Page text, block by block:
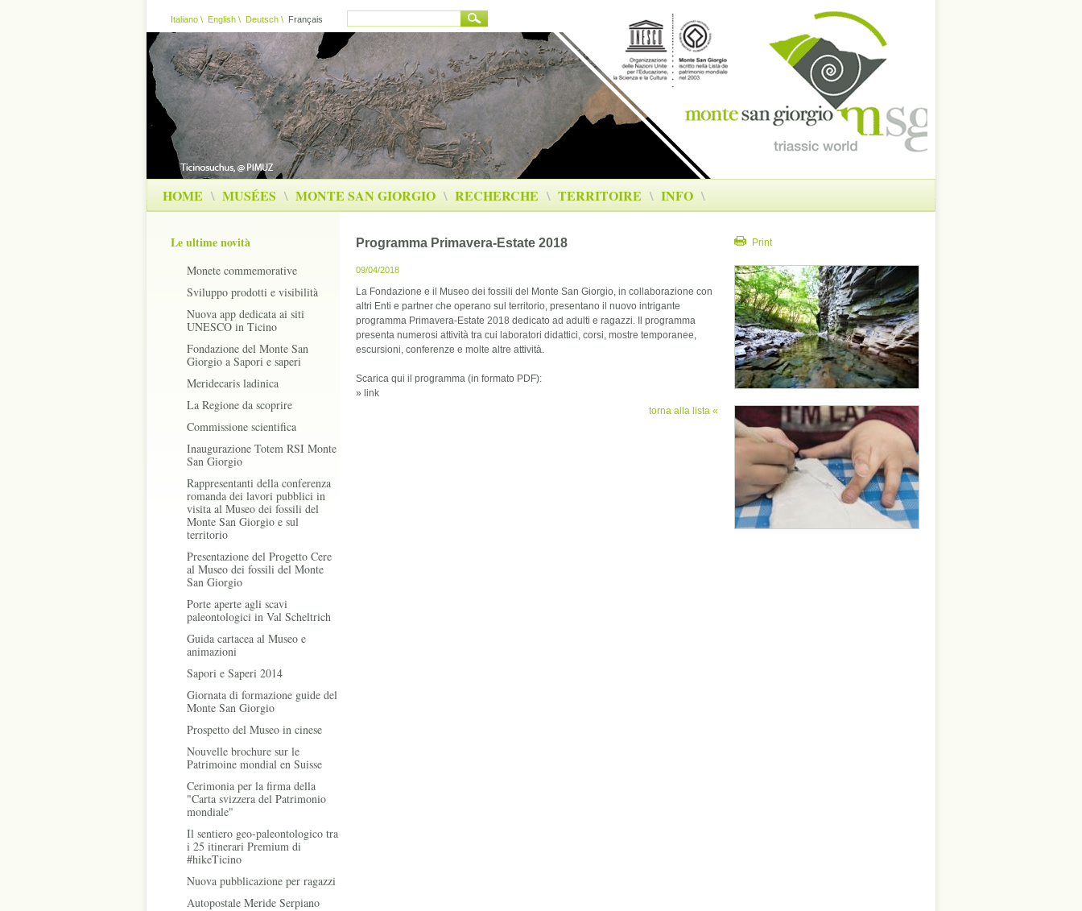
Italiano \ English \ Deutsch \ Français
HOME \ MUSÉES \ MONTE SAN GIORGIO \ RECHERCHE \ TERRITOIRE \ INFO \
Le ultime novità
Monete commemorative
Sviluppo prodotti e visibilità
Nuova app dedicata ai siti
UNESCO in Ticino
Fondazione del Monte San
Giorgio a Sapori e saperi
Meridecaris ladinica
La Regione da scoprire
Commissione scientifica
Inaugurazione Totem RSI Monte
San Giorgio
Rappresentanti della conferenza
romanda dei lavori pubblici in
visita al Museo dei fossili del
Monte San Giorgio e sul
territorio
Presentazione del Progetto Cere
al Museo dei fossili del Monte
San Giorgio
Porte aperte agli scavi
paleontologici in Val Scheltrich
Guida cartacea al Museo e
animazioni
Sapori e Saperi 2014
Giornata di formazione guide del
Monte San Giorgio
Prospetto del Museo in cinese
Nouvelle brochure sur le
Patrimoine mondial en Suisse
Cerimonia per la firma della
"Carta svizzera del Patrimonio
mondiale"
Il sentiero geo-paleontologico tra
i 25 itinerari Premium di
#hikeTicino
Nuova pubblicazione per ragazzi
Autopostale Meride Serpiano
Programma Primavera-Estate 2018
09/04/2018
La Fondazione e il Museo dei fossili del Monte San Giorgio, in collaborazione con
altri Enti e partner che operano sul territorio, presentano il nuovo intrigante
programma Primavera-Estate 2018 dedicato ad adulti e ragazzi. Il programma
presenta numerosi attività tra cui laboratori didattici, corsi, mostre temporanee,
escursioni, conferenze e molte altre attività.
Scarica qui il programma (in formato PDF):
» link
torna alla lista «
Print